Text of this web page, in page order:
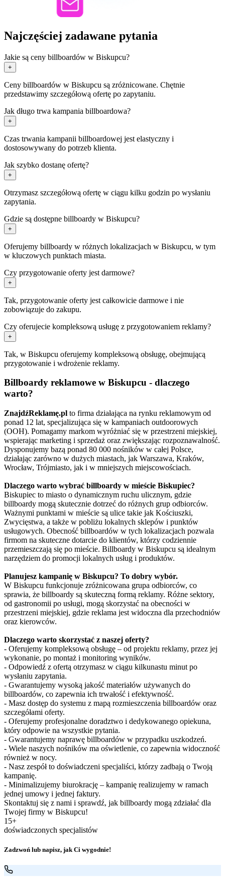
Najczęściej zadawane pytania
Jakie są ceny billboardów w Biskupcu?
+
Ceny billboardów w Biskupcu są zróżnicowane. Chętnie
przedstawimy szczegółową ofertę po zapytaniu.
Jak długo trwa kampania billboardowa?
+
Czas trwania kampanii billboardowej jest elastyczny i
dostosowywany do potrzeb klienta.
Jak szybko dostanę ofertę?
+
Otrzymasz szczegółową ofertę w ciągu kilku godzin po wysłaniu
zapytania.
Gdzie są dostępne billboardy w Biskupcu?
+
Oferujemy billboardy w różnych lokalizacjach w Biskupcu, w tym
w kluczowych punktach miasta.
Czy przygotowanie oferty jest darmowe?
+
Tak, przygotowanie oferty jest całkowicie darmowe i nie
zobowiązuje do zakupu.
Czy oferujecie kompleksową usługę z przygotowaniem reklamy?
+
Tak, w Biskupcu oferujemy kompleksową obsługę, obejmującą
przygotowanie i wdrożenie reklamy.
Billboardy reklamowe w Biskupcu - dlaczego
warto?
ZnajdźReklamę.pl to firma działająca na rynku reklamowym od
ponad 12 lat, specjalizująca się w kampaniach outdoorowych
(OOH). Pomagamy markom wyróżniać się w przestrzeni miejskiej,
wspierając marketing i sprzedaż oraz zwiększając rozpoznawalność.
Dysponujemy bazą ponad 80 000 nośników w całej Polsce,
działając zarówno w dużych miastach, jak Warszawa, Kraków,
Wrocław, Trójmiasto, jak i w mniejszych miejscowościach.
Dlaczego warto wybrać billboardy w mieście Biskupiec?
Biskupiec to miasto o dynamicznym ruchu ulicznym, gdzie
billboardy mogą skutecznie dotrzeć do różnych grup odbiorców.
Ważnymi punktami w mieście są ulice takie jak Kościuszki,
Zwycięstwa, a także w pobliżu lokalnych sklepów i punktów
usługowych. Obecność billboardów w tych lokalizacjach pozwala
firmom na skuteczne dotarcie do klientów, którzy codziennie
przemieszczają się po mieście. Billboardy w Biskupcu są idealnym
narzędziem do promocji lokalnych usług i produktów.
Planujesz kampanię w Biskupcu? To dobry wybór.
W Biskupcu funkcjonuje zróżnicowana grupa odbiorców, co
sprawia, że billboardy są skuteczną formą reklamy. Różne sektory,
od gastronomii po usługi, mogą skorzystać na obecności w
przestrzeni miejskiej, gdzie reklama jest widoczna dla przechodniów
oraz kierowców.
Dlaczego warto skorzystać z naszej oferty?
- Oferujemy kompleksową obsługę – od projektu reklamy, przez jej
wykonanie, po montaż i monitoring wyników.
- Odpowiedź z ofertą otrzymasz w ciągu kilkunastu minut po
wysłaniu zapytania.
- Gwarantujemy wysoką jakość materiałów używanych do
billboardów, co zapewnia ich trwałość i efektywność.
- Masz dostęp do systemu z mapą rozmieszczenia billboardów oraz
szczegółami oferty.
- Oferujemy profesjonalne doradztwo i dedykowanego opiekuna,
który odpowie na wszystkie pytania.
- Gwarantujemy naprawę billboardów w przypadku uszkodzeń.
- Wiele naszych nośników ma oświetlenie, co zapewnia widoczność
również w nocy.
- Nasz zespół to doświadczeni specjaliści, którzy zadbają o Twoją
kampanię.
- Minimalizujemy biurokrację – kampanię realizujemy w ramach
jednej umowy i jednej faktury.
Skontaktuj się z nami i sprawdź, jak billboardy mogą zdziałać dla
Twojej firmy w Biskupcu!
15+
doświadczonych specjalistów
Zadzwoń lub napisz, jak Ci wygodnie!